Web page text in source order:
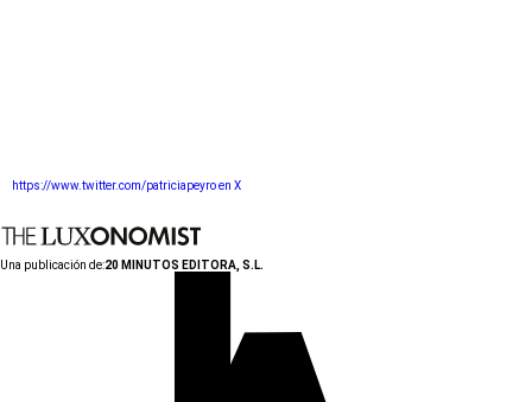
https://www.twitter.com/patriciapeyro en X
Una publicación de:20 MINUTOS EDITORA, S.L.